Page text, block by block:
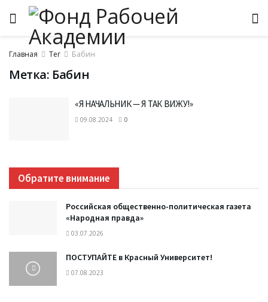
Главная Тег Бабин
Метка: Бабин
«Я НАЧАЛЬНИК — Я ТАК ВИЖУ!»
09.08.2024 0
Обратите внимание
Российская общественно-политическая газета
«Народная правда»
03.07.2026
ПОСТУПАЙТЕ в Красный Университет!
07.08.2023